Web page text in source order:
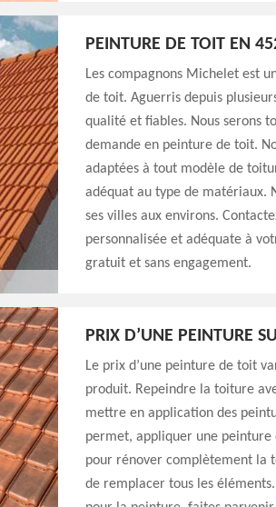
PEINTURE DE TOIT EN
Les compagnons Michelet est
de toit. Aguerris depuis
qualité et fiables. Nous serons
demande en peinture de toit.
adaptées à tout modèle de
adéquat au type de matériaux.
ses villes aux environs.
personnalisée et adéquate à
gratuit et sans engagement.
PRIX D’UNE PEINTURE
Le prix d’une peinture de toit
produit. Repeindre la toiture
mettre en application des
permet, appliquer une peinture
pour rénover complètement la
de remplacer tous les